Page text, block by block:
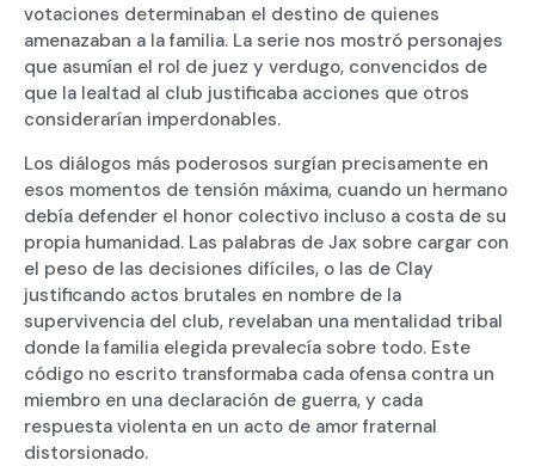
votaciones determinaban el destino de quienes
amenazaban a la familia. La serie nos mostró personajes
que asumían el rol de juez y verdugo, convencidos de
que la lealtad al club justificaba acciones que otros
considerarían imperdonables.
Los diálogos más poderosos surgían precisamente en
esos momentos de tensión máxima, cuando un hermano
debía defender el honor colectivo incluso a costa de su
propia humanidad. Las palabras de Jax sobre cargar con
el peso de las decisiones difíciles, o las de Clay
justificando actos brutales en nombre de la
supervivencia del club, revelaban una mentalidad tribal
donde la familia elegida prevalecía sobre todo. Este
código no escrito transformaba cada ofensa contra un
miembro en una declaración de guerra, y cada
respuesta violenta en un acto de amor fraternal
distorsionado.